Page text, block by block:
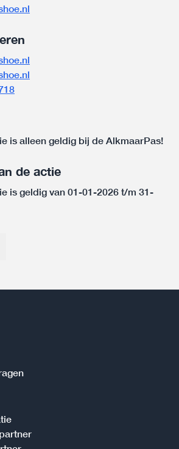
is alleen geldig bij de AlkmaarPas!
de actie
is geldig van 01-01-2026 t/m 31-